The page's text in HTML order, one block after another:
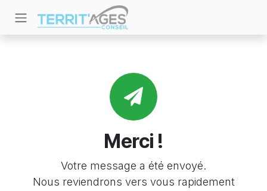
Merci !
Votre message a été envoyé.
Nous reviendrons vers vous rapidement